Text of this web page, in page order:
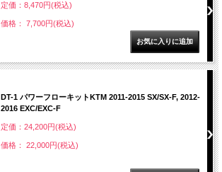
定価：8,470円(税込)
価格： 7,700円(税込)
DT-1 パワーフローキットKTM 2011-2015 SX/SX-F, 2012-
2016 EXC/EXC-F
定価：24,200円(税込)
価格： 22,000円(税込)